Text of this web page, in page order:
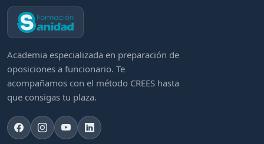
Academia especializada en preparación de
oposiciones a funcionario. Te
acompañamos con el método CREES hasta
que consigas tu plaza.